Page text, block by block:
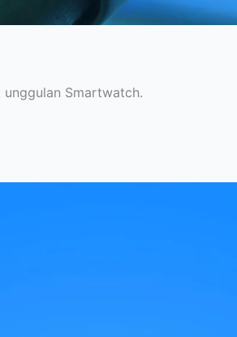
Smartwatch.